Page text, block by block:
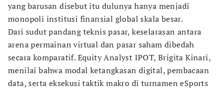
yang barusan disebut itu dulunya hanya menjadi
monopoli institusi finansial global skala besar.
Dari sudut pandang teknis pasar, keselarasan antara
arena permainan virtual dan pasar saham dibedah
secara komparatif. Equity Analyst IPOT, Brigita Kinari,
menilai bahwa modal ketangkasan digital, pembacaan
data, serta eksekusi taktik makro di turnamen eSports